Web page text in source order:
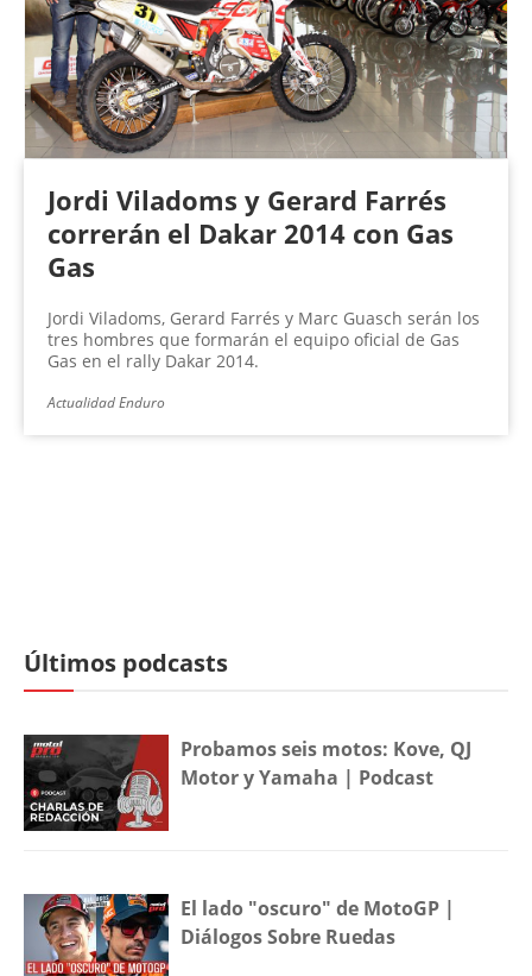
Jordi Viladoms y Gerard Farrés
correrán el Dakar 2014 con Gas
Gas
Jordi Viladoms, Gerard Farrés y Marc Guasch serán los
tres hombres que formarán el equipo oficial de Gas
Gas en el rally Dakar 2014.
Actualidad Enduro
Últimos podcasts
Probamos seis motos: Kove, QJ
Motor y Yamaha | Podcast
El lado "oscuro" de MotoGP |
Diálogos Sobre Ruedas